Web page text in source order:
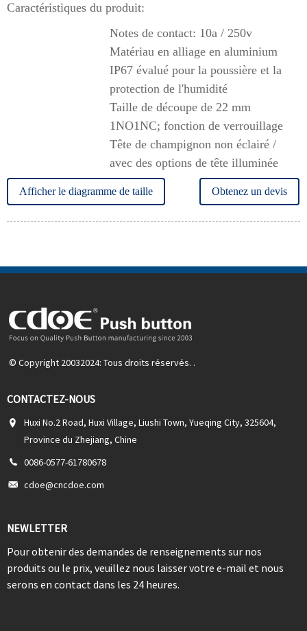
Caractéristiques du produit:
Notes de contact: 10a / 250v
Matériau en alliage en aluminium
IP67 évalué pour la poussière et la
protection de l'humidité
Taille de découpe de 22 mm
1NO1NC; fonction de verrouillage
Tête de champignon non éclairé /
avec des options de tête illuminée
Afficher le diagramme de taille Obtenez un devis
© Copyright 20032024: Tous droits réservés. .
CONTACTEZ-NOUS
Huxi No.2 Road, Huxi Village, Liushi Town, Yueqing City, 325604,
Province du Zhejiang, Chine
0086-0577-61780678
cdoe@cncdoe.com
NEWLETTER
Pour obtenir des demandes de renseignements sur nos
produits ou le prix, veuillez nous laisser votre e-mail et nous
serons en contact dans les 24 heures.